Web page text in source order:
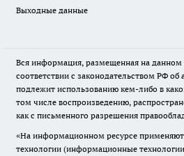
Выходные данные
Вся информация, размещенная на данном
соответствии с законодательством РФ об
подлежит использованию кем-либо в
том числе воспроизведению,
как с письменного разрешения
«На информационном ресурсе
технологии (информационные